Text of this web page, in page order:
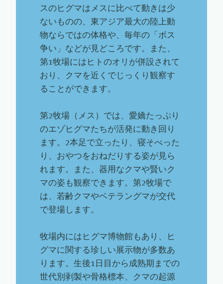
スのヒグマはメスに比べて動きは少
ないものの、東アジア最大の陸上動
物ならではの体格や、毎年の「ボス
争い」などが見どころです。また、
第1牧場にはヒトのオリが併設されて
おり、クマを近くでじっくり観察す
ることができます。
第2牧場（メス）では、愛嬌たっぷり
のエゾヒグマたちが活発に動き回り
ます。2本足で立ったり、寝そべった
り、おやつをおねだりする姿が見ら
れます。また、器用なクマや賢いク
マの姿も観察できます。第2牧場で
は、若齢クマやベテラングマが交代
で登場します。
牧場内にはヒグマ博物館もあり、ヒ
グマに関する珍しい展示物が多数あ
ります。生後1日目から成熟期までの
世代別剥製や骨格標本、クマの起源